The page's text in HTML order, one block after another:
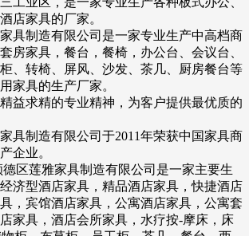
店家具的厂家。
具制造有限公司是一家专业生产中高档商
房家具，餐台，餐椅，办公台、会议台、
、转椅、屏风、沙发、茶几、厨房餐台等
家具的生产厂家。
益求精的专业精神，为客户提供最优质的
具制造有限公司于2011年荣获中国家具商
企业。
区莲雅家具制造有限公司是一家主要生
济型酒店家具，精品酒店家具，快捷酒店
，宾馆酒店家具，公寓酒店家具，公寓套
家具，酒店会所家具，水疗按-摩床，床